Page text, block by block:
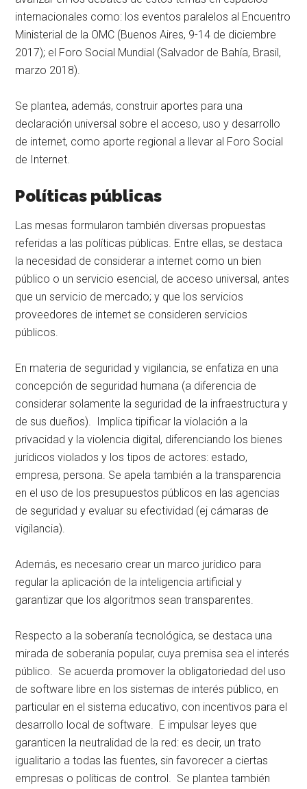
internacionales como: los eventos paralelos al Encuentro
Ministerial de la OMC (Buenos Aires, 9-14 de diciembre
2017); el Foro Social Mundial (Salvador de Bahía, Brasil,
marzo 2018).
Se plantea, además, construir aportes para una
declaración universal sobre el acceso, uso y desarrollo
de internet, como aporte regional a llevar al Foro Social
de Internet.
Políticas públicas
Las mesas formularon también diversas propuestas
referidas a las políticas públicas. Entre ellas, se destaca
la necesidad de considerar a internet como un bien
público o un servicio esencial, de acceso universal, antes
que un servicio de mercado; y que los servicios
proveedores de internet se consideren servicios
públicos.
En materia de seguridad y vigilancia, se enfatiza en una
concepción de seguridad humana (a diferencia de
considerar solamente la seguridad de la infraestructura y
de sus dueños). Implica tipificar la violación a la
privacidad y la violencia digital, diferenciando los bienes
jurídicos violados y los tipos de actores: estado,
empresa, persona. Se apela también a la transparencia
en el uso de los presupuestos públicos en las agencias
de seguridad y evaluar su efectividad (ej cámaras de
vigilancia).
Además, es necesario crear un marco jurídico para
regular la aplicación de la inteligencia artificial y
garantizar que los algoritmos sean transparentes.
Respecto a la soberanía tecnológica, se destaca una
mirada de soberanía popular, cuya premisa sea el interés
público. Se acuerda promover la obligatoriedad del uso
de software libre en los sistemas de interés público, en
particular en el sistema educativo, con incentivos para el
desarrollo local de software. E impulsar leyes que
garanticen la neutralidad de la red: es decir, un trato
igualitario a todas las fuentes, sin favorecer a ciertas
empresas o políticas de control. Se plantea también